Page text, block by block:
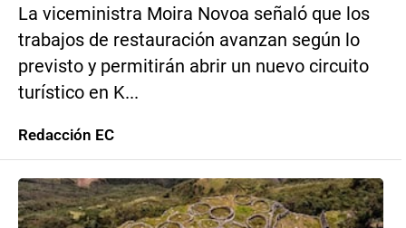
La viceministra Moira Novoa señaló que los
trabajos de restauración avanzan según lo
previsto y permitirán abrir un nuevo circuito
turístico en K...
Redacción EC